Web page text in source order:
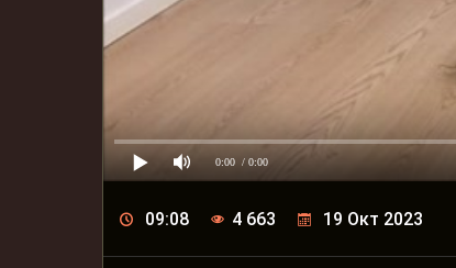
0:00 / 0:00
09:08 4 663 19 Окт 2023